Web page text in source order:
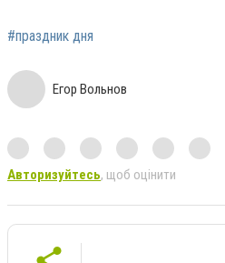
#праздник дня
Егор Вольнов
Авторизуйтесь, щоб оцінити